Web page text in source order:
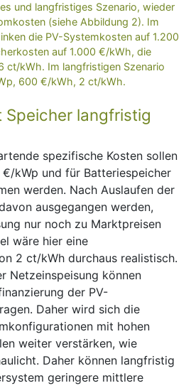
und langfristiges Szenario, wieder
(siehe Abbildung 2). Im
die PV-Systemkosten auf 1.200
auf 1.000 €/kWh, die
ct/kWh. Im langfristigen Szenario
600 €/kWh, 2 ct/kWh.
Speicher langfristig
spezifische Kosten sollen
kWp und für Batteriespeicher
werden. Nach Auslaufen der
ausgegangen werden,
nur noch zu Marktpreisen
wäre hier eine
2 ct/kWh durchaus realistisch.
Netzeinspeisung können
der PV-
Daher wird sich die
mit hohen
weiter verstärken, wie
Daher können langfristig
geringere mittlere